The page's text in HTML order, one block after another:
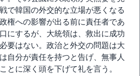
で韓国の外交的な立場が悪くなる
権への影響が出る前に責任者であ
にするが、大統領は、救出に成功
要はない。政治と外交の問題は大
自分が責任を持つと告げ、無事人
とに深く頭を下げて礼を言う。